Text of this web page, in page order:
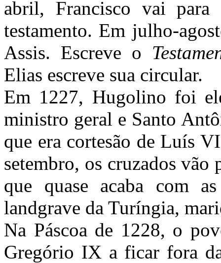
abril, Francisco vai para
testamento. Em julho-
Assis. Escreve o
Elias escreve sua circular.
Em 1227, Hugolino foi
ministro geral e Santo
que era cortesão de Luís
setembro, os cruzados vão
que quase acaba com
landgrave da Turíngia,
Na Páscoa de 1228, o
Gregório IX a ficar fora